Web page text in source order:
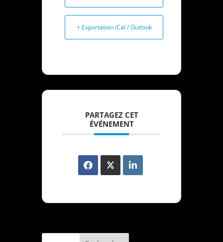
+ Exportation iCal / Outlook
PARTAGEZ CET
ÉVÉNEMENT